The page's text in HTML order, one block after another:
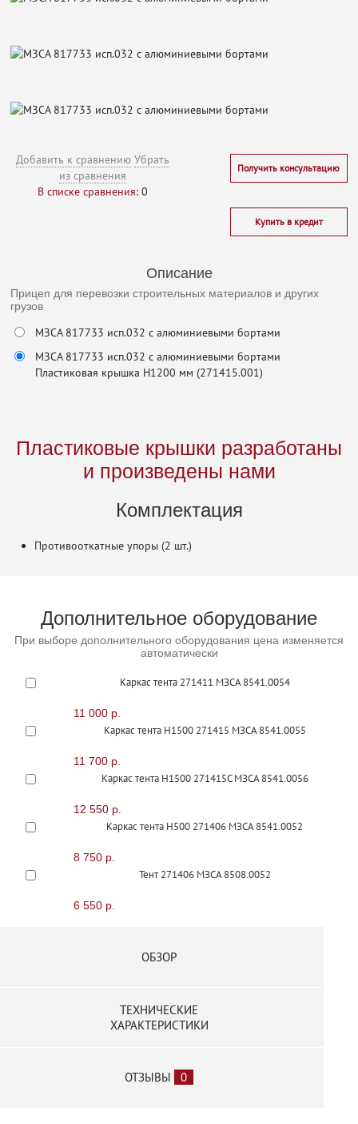
Добавить к сравнению Убрать
из сравнения
В списке сравнения: 0
Получить консультацию
Купить в кредит
Описание
Прицеп для перевозки строительных материалов и других
грузов
МЗСА 817733 исп.032 с алюминиевыми бортами
МЗСА 817733 исп.032 с алюминиевыми бортами
Пластиковая крышка Н1200 мм (271415.001)
Пластиковые крышки разработаны
и произведены нами
Комплектация
Противооткатные упоры (2 шт.)
Дополнительное оборудование
При выборе дополнительного оборудования цена изменяется
автоматически
Каркас тента 271411 МЗСА 8541.0054
11 000 р.
Каркас тента H1500 271415 МЗСА 8541.0055
11 700 р.
Каркас тента H1500 271415С МЗСА 8541.0056
12 550 р.
Каркас тента H500 271406 МЗСА 8541.0052
8 750 р.
Тент 271406 МЗСА 8508.0052
6 550 р.
Тент Н1500 МЗСА 8508.0055
ОБЗОР
ТЕХНИЧЕСКИЕ
ХАРАКТЕРИСТИКИ
ОТЗЫВЫ 0